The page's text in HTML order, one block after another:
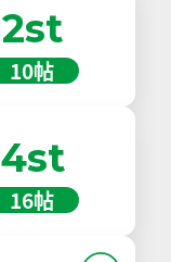
2st
10帖
4st
16帖